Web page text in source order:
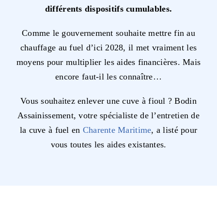
différents dispositifs cumulables.
Comme le gouvernement souhaite mettre fin au
chauffage au fuel d’ici 2028, il met vraiment les
moyens pour multiplier les aides financières. Mais
encore faut-il les connaître…
Vous souhaitez enlever une cuve à fioul ? Bodin
Assainissement, votre spécialiste de l’entretien de
la cuve à fuel en Charente Maritime, a listé pour
vous toutes les aides existantes.